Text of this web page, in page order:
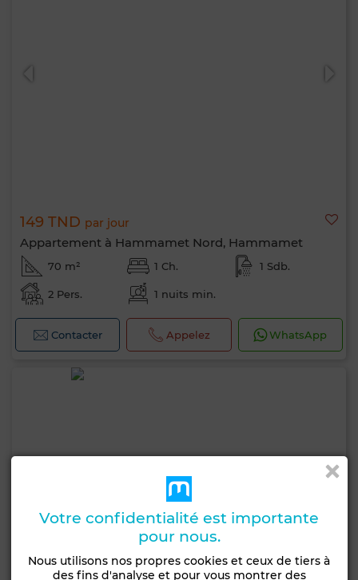
149 TND par jour
Appartement à Hammamet Nord, Hammamet
70 m² 1 Ch. 1 Sdb.
2 Pers. 1 nuits min.
Contacter Appelez WhatsApp
Votre confidentialité est importante
pour nous.
Nous utilisons nos propres cookies et ceux de tiers à
des fins d'analyse et pour vous montrer des